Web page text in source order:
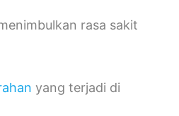
rasa sakit
yang terjadi di